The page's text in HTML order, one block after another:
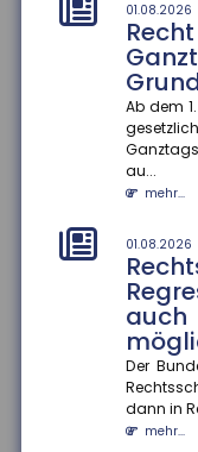
01.08.2026
Ab dem
au...
mehr...
01.08.2026
auch
Der
dann in
mehr...
werden
mehr...
28.07.2026
die
deutsche
mehr...
28.07.2026
Eine
darstellen